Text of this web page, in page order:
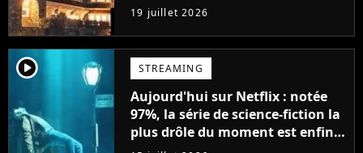
de vues
19 juillet 2026
player2 STREAMING
Aujourd'hui sur Netflix : notée
97%, la série de science-fiction la
plus drôle du moment est enfin